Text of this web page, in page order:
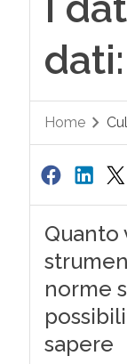
Home
Quanto
norme
sapere